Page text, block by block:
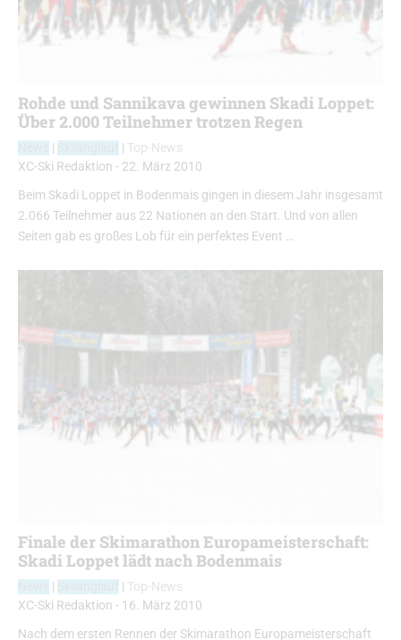
Rohde und Sannikava gewinnen Skadi Loppet:
Über 2.000 Teilnehmer trotzen Regen
| | Top-News
XC-Ski Redaktion - 22. März 2010
Beim Skadi Loppet in Bodenmais gingen in diesem Jahr insgesamt
2.066 Teilnehmer aus 22 Nationen an den Start. Und von allen
Seiten gab es großes Lob für ein perfektes Event …
Finale der Skimarathon Europameisterschaft:
Skadi Loppet lädt nach Bodenmais
| | Top-News
XC-Ski Redaktion - 16. März 2010
Nach dem ersten Rennen der Skimarathon Europameisterschaft